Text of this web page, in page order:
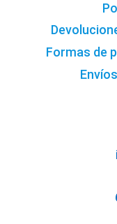
Formas de